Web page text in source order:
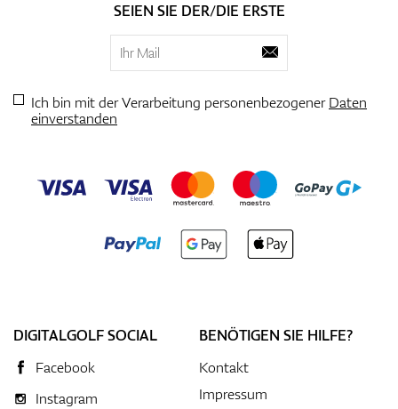
SEIEN SIE DER/DIE ERSTE
Ich bin mit der Verarbeitung personenbezogenerDaten
einverstanden
DIGITALGOLF SOCIAL
Facebook
Instagram
BENÖTIGEN SIE HILFE?
Kontakt
Impressum